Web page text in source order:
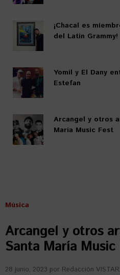
¡Chacal es
del Latin Grammy!
Yomil y El Dany
Estefan
Arcangel y otros
María Music Fest
Música
Arcangel y otros
Santa María Music
28 junio, 2023 por Redacción VISTAR